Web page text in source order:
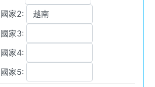
國家2:
國家3:
國家4:
國家5: